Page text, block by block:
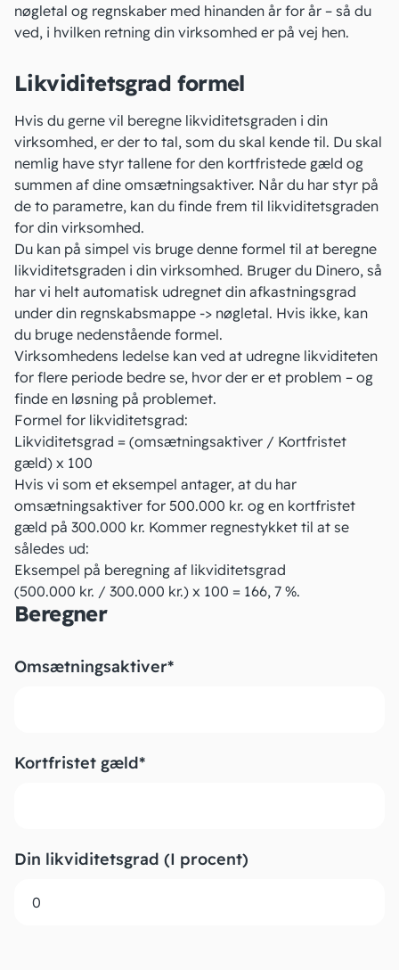
nøgletal og regnskaber med hinanden år for år – så du
ved, i hvilken retning din virksomhed er på vej hen.
Likviditetsgrad formel
Hvis du gerne vil beregne likviditetsgraden i din
virksomhed, er der to tal, som du skal kende til. Du skal
nemlig have styr tallene for den kortfristede gæld og
summen af dine omsætningsaktiver. Når du har styr på
de to parametre, kan du finde frem til likviditetsgraden
for din virksomhed.
Du kan på simpel vis bruge denne formel til at beregne
likviditetsgraden i din virksomhed. Bruger du Dinero, så
har vi helt automatisk udregnet din afkastningsgrad
under din regnskabsmappe -> nøgletal. Hvis ikke, kan
du bruge nedenstående formel.
Virksomhedens ledelse kan ved at udregne likviditeten
for flere periode bedre se, hvor der er et problem – og
finde en løsning på problemet.
Formel for likviditetsgrad:
Likviditetsgrad = (omsætningsaktiver / Kortfristet
gæld) x 100
Hvis vi som et eksempel antager, at du har
omsætningsaktiver for 500.000 kr. og en kortfristet
gæld på 300.000 kr. Kommer regnestykket til at se
således ud:
Eksempel på beregning af likviditetsgrad
(500.000 kr. / 300.000 kr.) x 100 = 166, 7 %.
Beregner
Omsætningsaktiver*
Kortfristet gæld*
Din likviditetsgrad (I procent)